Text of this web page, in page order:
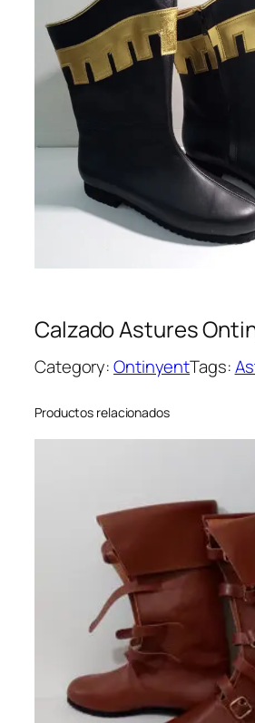
Calzado Astures
Category:OntinyentTags:
Productos relacionados